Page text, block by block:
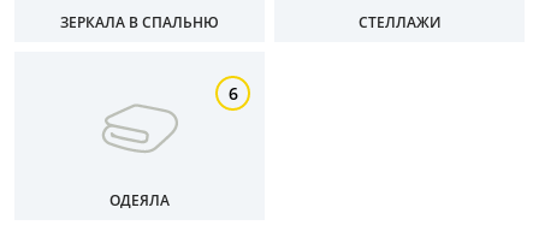
ЗЕРКАЛА В СПАЛЬНЮ СТЕЛЛАЖИ
6
ОДЕЯЛА